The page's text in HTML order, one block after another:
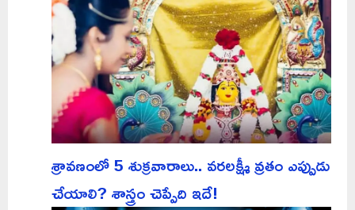
శ్రావణంలో 5 శుక్రవారాలు.. వరలక్ష్మీ వ్రతం ఎప్పుడు
చేయాలి? శాస్త్రం చెప్పేది ఇదే!